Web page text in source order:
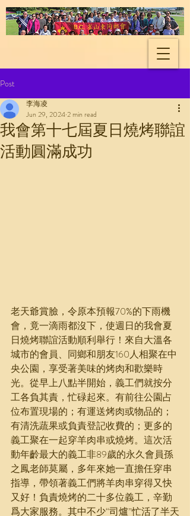
Shandong Natives
Association of BC
Post
我會第十七屆夏日燒烤聯誼
活動圓滿成功
李海凌
Jun 29, 20242 min read
老天爺賞臉，令原本預報70%的下雨機
會，竟一滴雨都沒下，使週日的我會夏
日燒烤聯誼活動順利舉行！來自大溫各
城市的會員、同鄉和朋友160人相聚在中
央公園，享受著美味的烤肉和歡樂時
光。從早上八點半開始，義工們就按分
工各負其責，忙碌起來。有前往公園占
位布置現場的；有運送烤肉或物品的；
有清洗蔬果或負責登記收費的；更多的
義工聚在一起穿羊肉串或燒烤。這次活
動年齡最大的義工非89歲的永久會員孫
之鳳老師莫屬，多年來她一直擔任穿串
指導，帶領著義工們將羊肉串穿得又快
又好！負責燒烤的二十多位義工，辛勤
爲大家服務。其中不少“司爐”忙活了半天